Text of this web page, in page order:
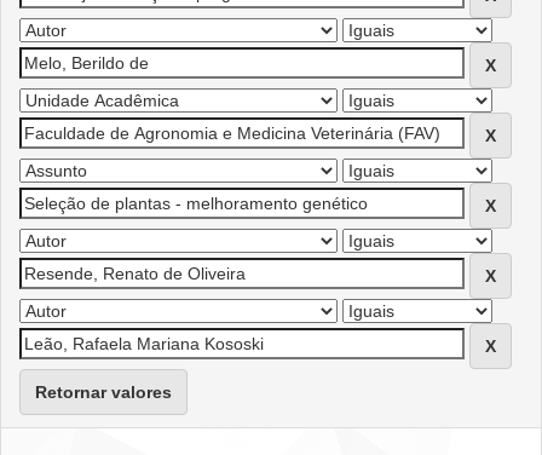
Retornar valores